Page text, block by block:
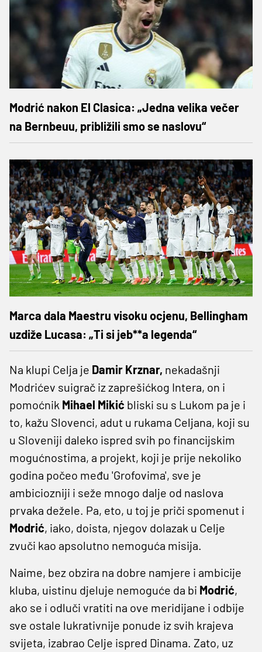
Modrić nakon El Clasica: „Jedna velika večer
na Bernbeuu, približili smo se naslovu“
Marca dala Maestru visoku ocjenu, Bellingham
uzdiže Lucasa: „Ti si jeb**a legenda“
Na klupi Celja je Damir Krznar, nekadašnji
Modrićev suigrač iz zaprešićkog Intera, on i
pomoćnik Mihael Mikić bliski su s Lukom pa je i
to, kažu Slovenci, adut u rukama Celjana, koji su
u Sloveniji daleko ispred svih po financijskim
mogućnostima, a projekt, koji je prije nekoliko
godina počeo među 'Grofovima', sve je
ambiciozniji i seže mnogo dalje od naslova
prvaka dežele. Pa, eto, u toj je priči spomenut i
Modrić, iako, doista, njegov dolazak u Celje
zvuči kao apsolutno nemoguća misija.
Naime, bez obzira na dobre namjere i ambicije
kluba, uistinu djeluje nemoguće da bi Modrić,
ako se i odluči vratiti na ove meridijane i odbije
sve ostale lukrativnije ponude iz svih krajeva
svijeta, izabrao Celje ispred Dinama. Zato, uz